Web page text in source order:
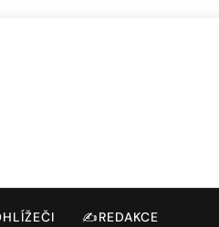
✍️REDAKCE